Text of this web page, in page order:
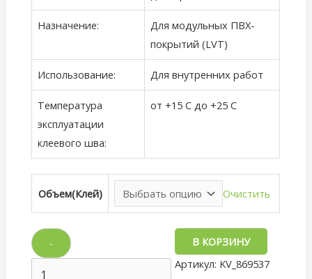
Назначение:
Для модульных ПВХ-
покрытий (LVT)
Использование: Для внутренних работ
Температура
эксплуатации
клеевого шва:
от +15 С до +25 С
Объем(Клей) Очистить
-
В КОРЗИНУ
Артикул: KV_869537